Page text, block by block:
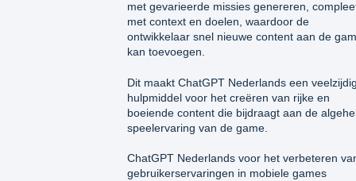
met gevarieerde missies genereren,
met context en doelen, waardoor de
ontwikkelaar snel nieuwe content aan de
kan toevoegen.
Dit maakt ChatGPT Nederlands een
hulpmiddel voor het creëren van rijke en
boeiende content die bijdraagt aan de
speelervaring van de game.
ChatGPT Nederlands voor het verbeteren
gebruikerservaringen in mobiele games